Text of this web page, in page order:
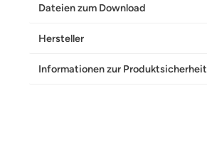
Dateien zum Download
Hersteller
Informationen zur Produktsicherheit